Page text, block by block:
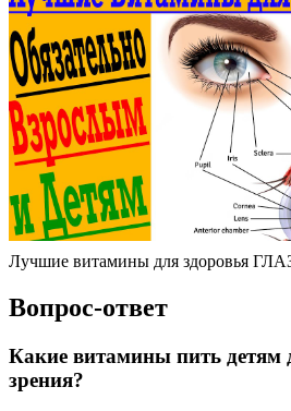
Лучшие витамины для здоровья
Вопрос-ответ
Какие витамины пить детям
зрения?